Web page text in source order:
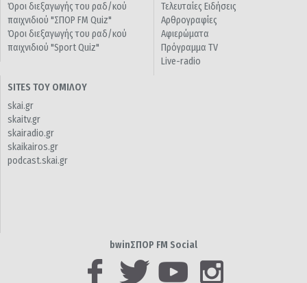
Όροι διεξαγωγής του ραδ/κού
παιχνιδιού "ΣΠΟΡ FM Quiz"
Όροι διεξαγωγής του ραδ/κού
παιχνιδιού "Sport Quiz"
Τελευταίες Ειδήσεις
Αρθρογραφίες
Αφιερώματα
Πρόγραμμα TV
Live-radio
SITES ΤΟΥ ΟΜΙΛΟΥ
skai.gr
skaitv.gr
skairadio.gr
skaikairos.gr
podcast.skai.gr
bwinΣΠΟΡ FM Social